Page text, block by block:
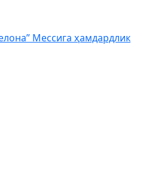
Мессига ҳамдардлик